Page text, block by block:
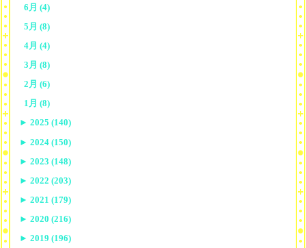
6月 (4)
5月 (8)
4月 (4)
3月 (8)
2月 (6)
1月 (8)
► 2025 (140)
► 2024 (150)
► 2023 (148)
► 2022 (203)
► 2021 (179)
► 2020 (216)
► 2019 (196)